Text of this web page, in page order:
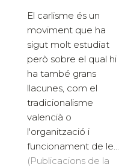
El carlisme és un
moviment que ha
sigut molt estudiat
però sobre el qual hi
ha també grans
llacunes, com el
tradicionalisme
valencià o
l'organització i
funcionament de le...
(Publicacions de la